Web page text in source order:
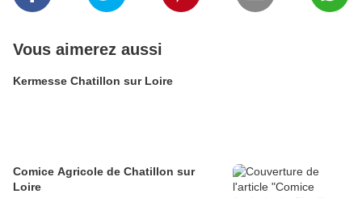
Vous aimerez aussi
Kermesse Chatillon sur Loire
Comice Agricole de Chatillon sur
Loire